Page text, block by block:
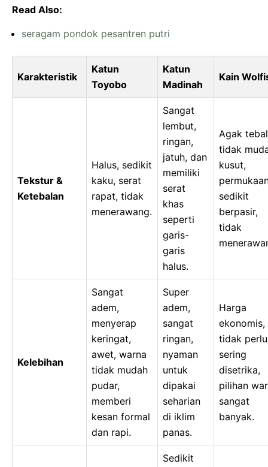
Read Also:
seragam pondok pesantren putri
Karakteristik
Katun
Toyobo
Katun
Madinah
Kain
Tekstur &
Ketebalan
Halus, sedikit
kaku, serat
rapat, tidak
menerawang.
Sangat
lembut,
ringan,
jatuh, dan
memiliki
serat
khas
seperti
garis-
garis
halus.
Agak
tidak
kusut,
sedikit
berpasir,
tidak
Kelebihan
Sangat
adem,
menyerap
keringat,
awet, warna
tidak mudah
pudar,
memberi
kesan formal
dan rapi.
Super
adem,
sangat
ringan,
nyaman
untuk
dipakai
seharian
di iklim
panas.
Harga
ekonomis,
tidak perlu
sering
disetrika,
pilihan
sangat
banyak.
Sedikit